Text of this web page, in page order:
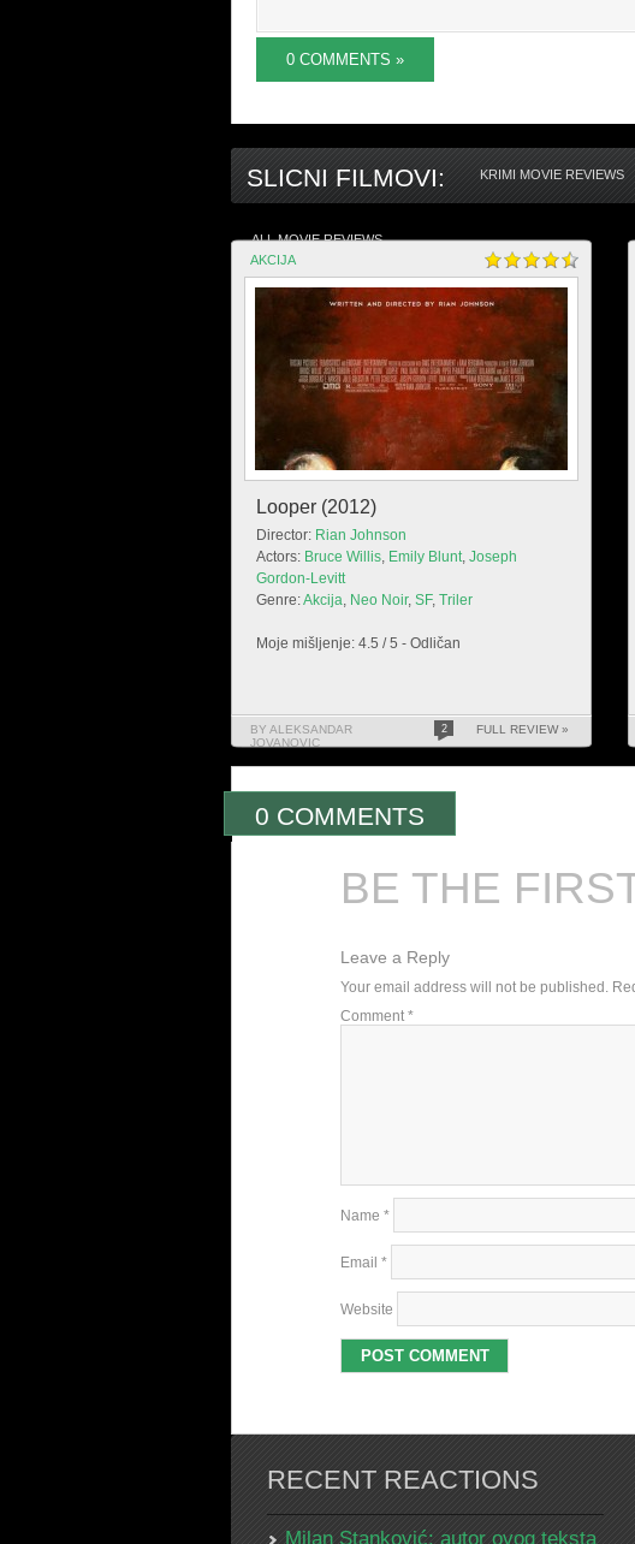
0 COMMENTS »
SLICNI FILMOVI: KRIMI MOVIE REVIEWS
ALL MOVIE REVIEWS
AKCIJA
Looper (2012)
Director: Rian Johnson
Actors: Bruce Willis, Emily Blunt, Joseph
Gordon-Levitt
Genre:Akcija, Neo Noir, SF, Triler
Moje mišljenje: 4.5 / 5 - Odličan
BY ALEKSANDAR
JOVANOVIC
2 FULL REVIEW »
0 COMMENTS
BE THE
Leave a Reply
Your email address will not be published.
Comment *
Name *
Email *
Website
RECENT REACTIONS
Milan Stanković: autor ovog teksta